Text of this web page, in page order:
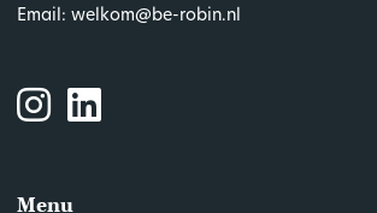
Email:welkom@be-robin.nl
Menu